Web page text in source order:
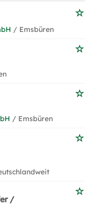
/ Emsbüren
/ Emsbüren
/